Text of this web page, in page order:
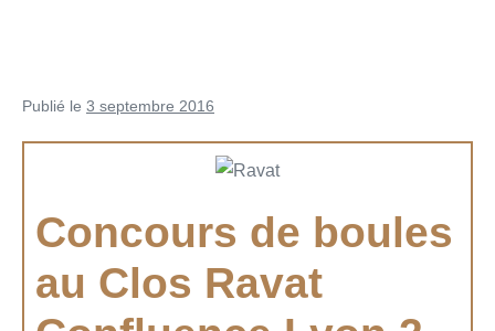
Publié le 3 septembre 2016
Concours de boules
au Clos Ravat